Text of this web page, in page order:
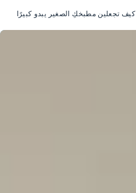
كيف تجعلين مطبخكِ الصغير يبدو كبيرًا